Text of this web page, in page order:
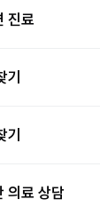
진료
기
기
의료 상담